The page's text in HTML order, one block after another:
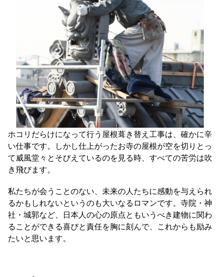
ホコリだらけになって行う屋根葺き替え工事は、確かに辛
い仕事です。しかし仕上がったお寺の屋根が空を切りとっ
て威風堂々とそびえているのを見る時、すべての苦労は吹
き飛びます。
私たちが会うことのない、未来の人たちに感動を与えられ
るかもしれないというのも大いなるロマンです。寺院・神
社・城郭など、日本人の心の原点ともいうべき建物に関わ
ることができる喜びと責任を胸に刻んで、これからも励み
たいと思います。